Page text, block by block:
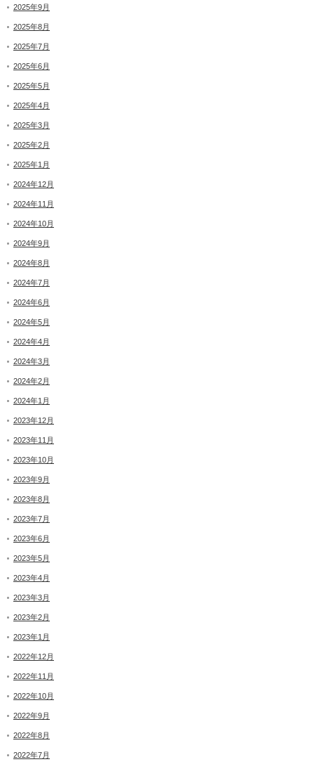
2025年9月
2025年8月
2025年7月
2025年6月
2025年5月
2025年4月
2025年3月
2025年2月
2025年1月
2024年12月
2024年11月
2024年10月
2024年9月
2024年8月
2024年7月
2024年6月
2024年5月
2024年4月
2024年3月
2024年2月
2024年1月
2023年12月
2023年11月
2023年10月
2023年9月
2023年8月
2023年7月
2023年6月
2023年5月
2023年4月
2023年3月
2023年2月
2023年1月
2022年12月
2022年11月
2022年10月
2022年9月
2022年8月
2022年7月